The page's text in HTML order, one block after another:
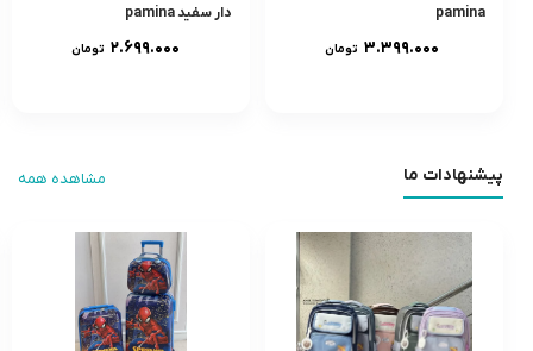
pamina
۳.۳۹۹.۰۰۰ تومان
دار سفید pamina
۲.۶۹۹.۰۰۰ تومان
پیشنهادات ما مشاهده همه